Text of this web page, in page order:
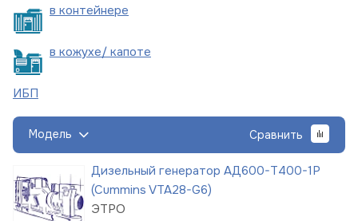
в контейнере
в кожухе/ капоте
ИБП
Модель Сравнить
Дизельный генератор АД600-Т400-1Р
(Cummins VTA28-G6)
ЭТРО